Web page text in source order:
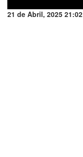
21 de Abril, 2025 21:02